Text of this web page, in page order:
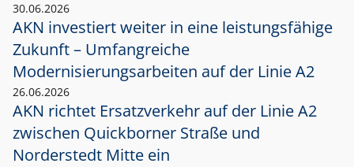
30.06.2026
AKN investiert weiter in eine leistungsfähige
Zukunft – Umfangreiche
Modernisierungsarbeiten auf der Linie A2
26.06.2026
AKN richtet Ersatzverkehr auf der Linie A2
zwischen Quickborner Straße und
Norderstedt Mitte ein